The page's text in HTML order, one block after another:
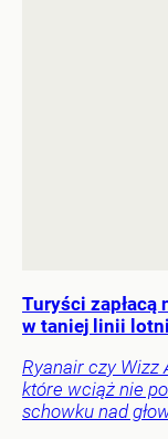
Turyści zapłacą
w taniej linii
Ryanair czy Wizz
które wciąż nie
schowku nad